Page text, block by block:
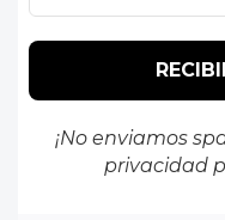
¡No enviamos
privacidad